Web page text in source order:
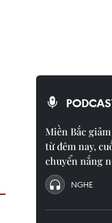
Miền Bắc
từ đêm nay,
chuyển nắng
NGHE